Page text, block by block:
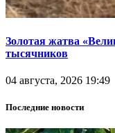
Золотая жатва
тысячников
04 августа, 2026 19:49
Последние новости